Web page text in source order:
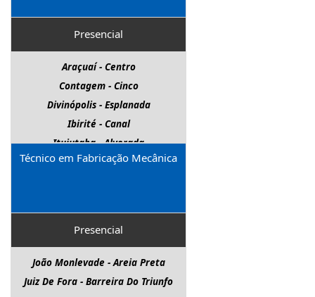
Presencial
Araçuaí - Centro
Contagem - Cinco
Divinópolis - Esplanada
Ibirité - Canal
Ituiutaba - Alvorada
Matozinhos - São Pedro
Paracatu - Bela Vista
Patos De Minas - Sebastião Amorim
Patrocínio - São Cristóvão
Técnico em Fabricação Mecânica
Presencial
João Monlevade - Areia Preta
Juiz De Fora - Barreira Do Triunfo